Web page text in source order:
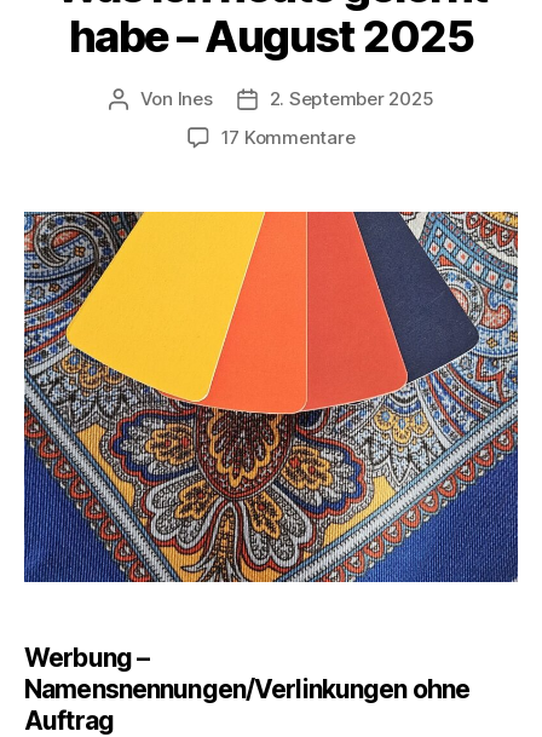
habe – August 2025
Beitragsautor
Von Ines Veröffentlichungsdatum
2. September 2025
17 Kommentarezu
heute
gelernt
habe
August
2025
Werbung –
Namensnennungen/Verlinkungen ohne
Auftrag